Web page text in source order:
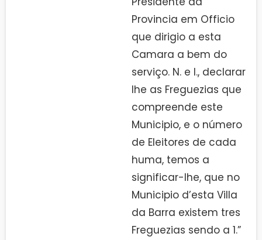
Provincia em Officio
que dirigio a esta
Camara a bem do
serviço. N. e I., declarar
lhe as Freguezias que
compreende este
Municipio, e o número
de Eleitores de cada
huma, temos a
significar-lhe, que no
Municipio d’esta Villa
da Barra existem tres
Freguezias sendo a 1.”